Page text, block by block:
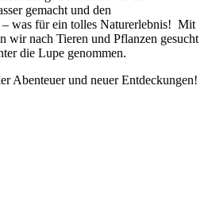
gemacht und den
– was für ein tolles Naturerlebnis! Mit
wir nach Tieren und Pflanzen gesucht
die Lupe genommen.
Abenteuer und neuer Entdeckungen!